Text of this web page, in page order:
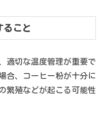
ること
適切な温度管理が重要で
合、コーヒー粉が十分に
繁殖などが起こる可能性